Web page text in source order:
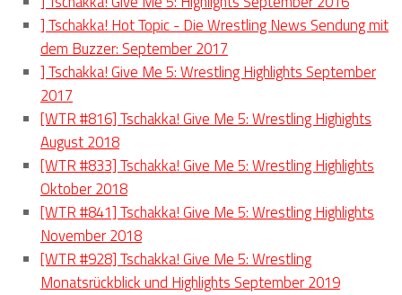
] Tschakka! Hot Topic - Die Wrestling News Sendung mit
dem Buzzer: September 2017
] Tschakka! Give Me 5: Wrestling Highlights September
2017
[WTR #816] Tschakka! Give Me 5: Wrestling Highights
August 2018
[WTR #833] Tschakka! Give Me 5: Wrestling Highlights
Oktober 2018
[WTR #841] Tschakka! Give Me 5: Wrestling Highlights
November 2018
[WTR #928] Tschakka! Give Me 5: Wrestling
Monatsrückblick und Highlights September 2019